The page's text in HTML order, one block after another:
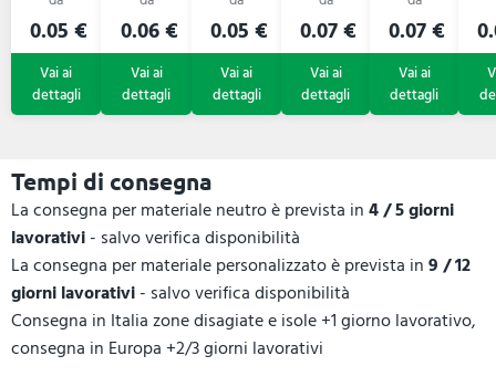
0.05 € 0.06 € 0.05 € 0.07 € 0.07 €
Tempi di consegna
La consegna per materiale neutro è prevista in4 / 5 giorni
lavorativi- salvo verifica disponibilità
La consegna per materiale personalizzato è prevista in9 / 12
giorni lavorativi- salvo verifica disponibilità
Consegna in Italia zone disagiate e isole +1 giorno lavorativo,
consegna in Europa +2/3 giorni lavorativi